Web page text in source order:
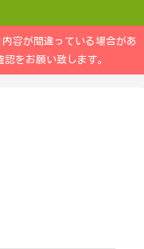
容が間違っている場合があ
をお願い致します。